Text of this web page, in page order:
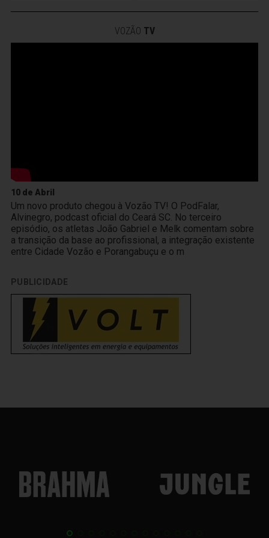
VOZÃO TV
10 de Abril
Um novo produto chegou à Vozão TV! O PodFalar,
Alvinegro, podcast oficial do Ceará SC. No terceiro
episódio, os atletas João Gabriel e Melk comentam sobre
a transição da base ao profissional, a integração existente
entre Cidade Vozão e Porangabuçu e o m
PUBLICIDADE